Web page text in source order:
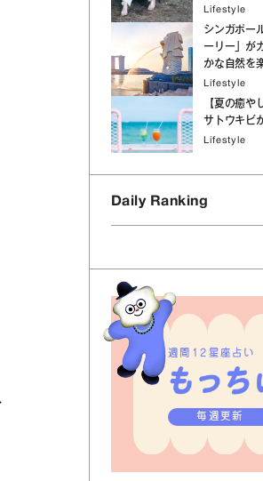
Lifestyle
シンガポー
ーリー」が
かな自然を
Lifestyle
【夏の癒や
サトウキビ
Lifestyle
Daily Ranking
週間12星座占い
毎週更新